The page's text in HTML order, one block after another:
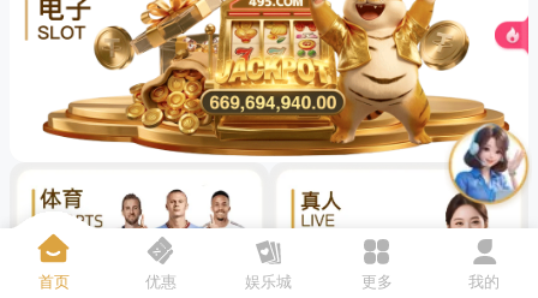
首页 优惠 娱乐城 更多 我的